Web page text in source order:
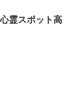
霊スポット高